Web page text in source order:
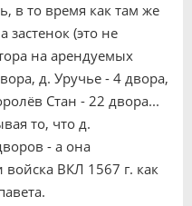
в то время как там же
(это не
на арендуемых
д. Уручье - 4 двора,
Стан - 22 двора...
то, что д.
- а она
ВКЛ 1567 г. как